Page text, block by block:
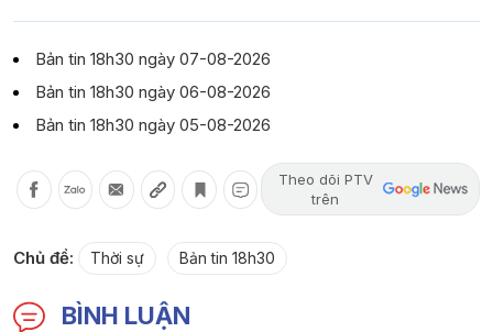
Bản tin 18h30 ngày 07-08-2026
Bản tin 18h30 ngày 06-08-2026
Bản tin 18h30 ngày 05-08-2026
Theo dõi PTV
trên
Chủ đề: Thời sự Bản tin 18h30
BÌNH LUẬN